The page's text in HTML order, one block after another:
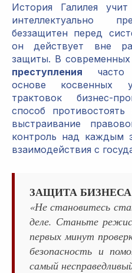
История Галилея
интеллектуально
беззащитен перед
он действует вне
защиты. В современных
преступления часто
основе косвенных
трактовок бизнес-
способ
выстраивание
контроль над каждым
взаимодействия с
ЗАЩИТА
«Не становитесь
деле. Станьте
первых минут
безопасность и
самый